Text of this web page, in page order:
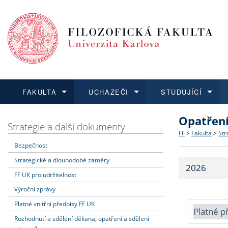
FAKULTA
Dozvědět se více
Struktura
Strategie
Fakultní
UCHAZEČI
Podat přihlášku
Co
Učitelské
STUDUJÍCÍ
Dozvědět se více
Dozvědět se více
O vědě a
Dozvědět se více
Aktuální
Strategie a další dokumenty
Bezpečnost
Strategické a dlouhodobé záměry
FF UK pro udržitelnost
Výroční zprávy
Platné vnitřní předpisy FF UK
Rozhodnutí a sdělení děkana, opatření a sdělení
FF > Fakulta >
2026
Platné